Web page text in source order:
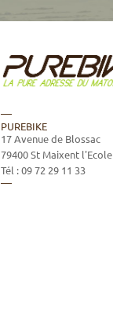
PUREBIKE
17 Avenue de Blossac
79400St Maixent l'Ecole
Tél :09 72 29 11 33